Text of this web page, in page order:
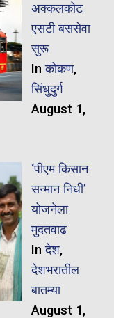
अक्कलकोट
एसटी बससेवा
सुरू
Inकोकण,
सिंधुदुर्ग
August 1,
‘पीएम किसान
सन्मान निधी’
योजनेला
मुदतवाढ
Inदेश,
देशभरातील
बातम्या
August 1,